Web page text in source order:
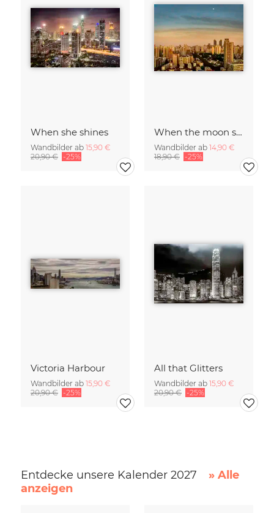
When she shines
Wandbilder ab 15,90 €
20,90 € -25%
When the moon shines
Wandbilder ab 14,90 €
18,90 € -25%
Victoria Harbour
Wandbilder ab 15,90 €
20,90 € -25%
All that Glitters
Wandbilder ab 15,90 €
20,90 € -25%
Entdecke unsere Kalender 2027
» Alle
anzeigen